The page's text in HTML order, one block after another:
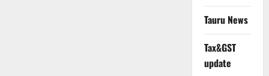
Tauru News
Tax&GST
update